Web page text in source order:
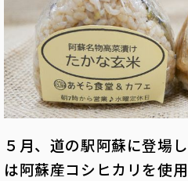
５月、道の駅阿蘇に登場
は阿蘇産コシヒカリを使用